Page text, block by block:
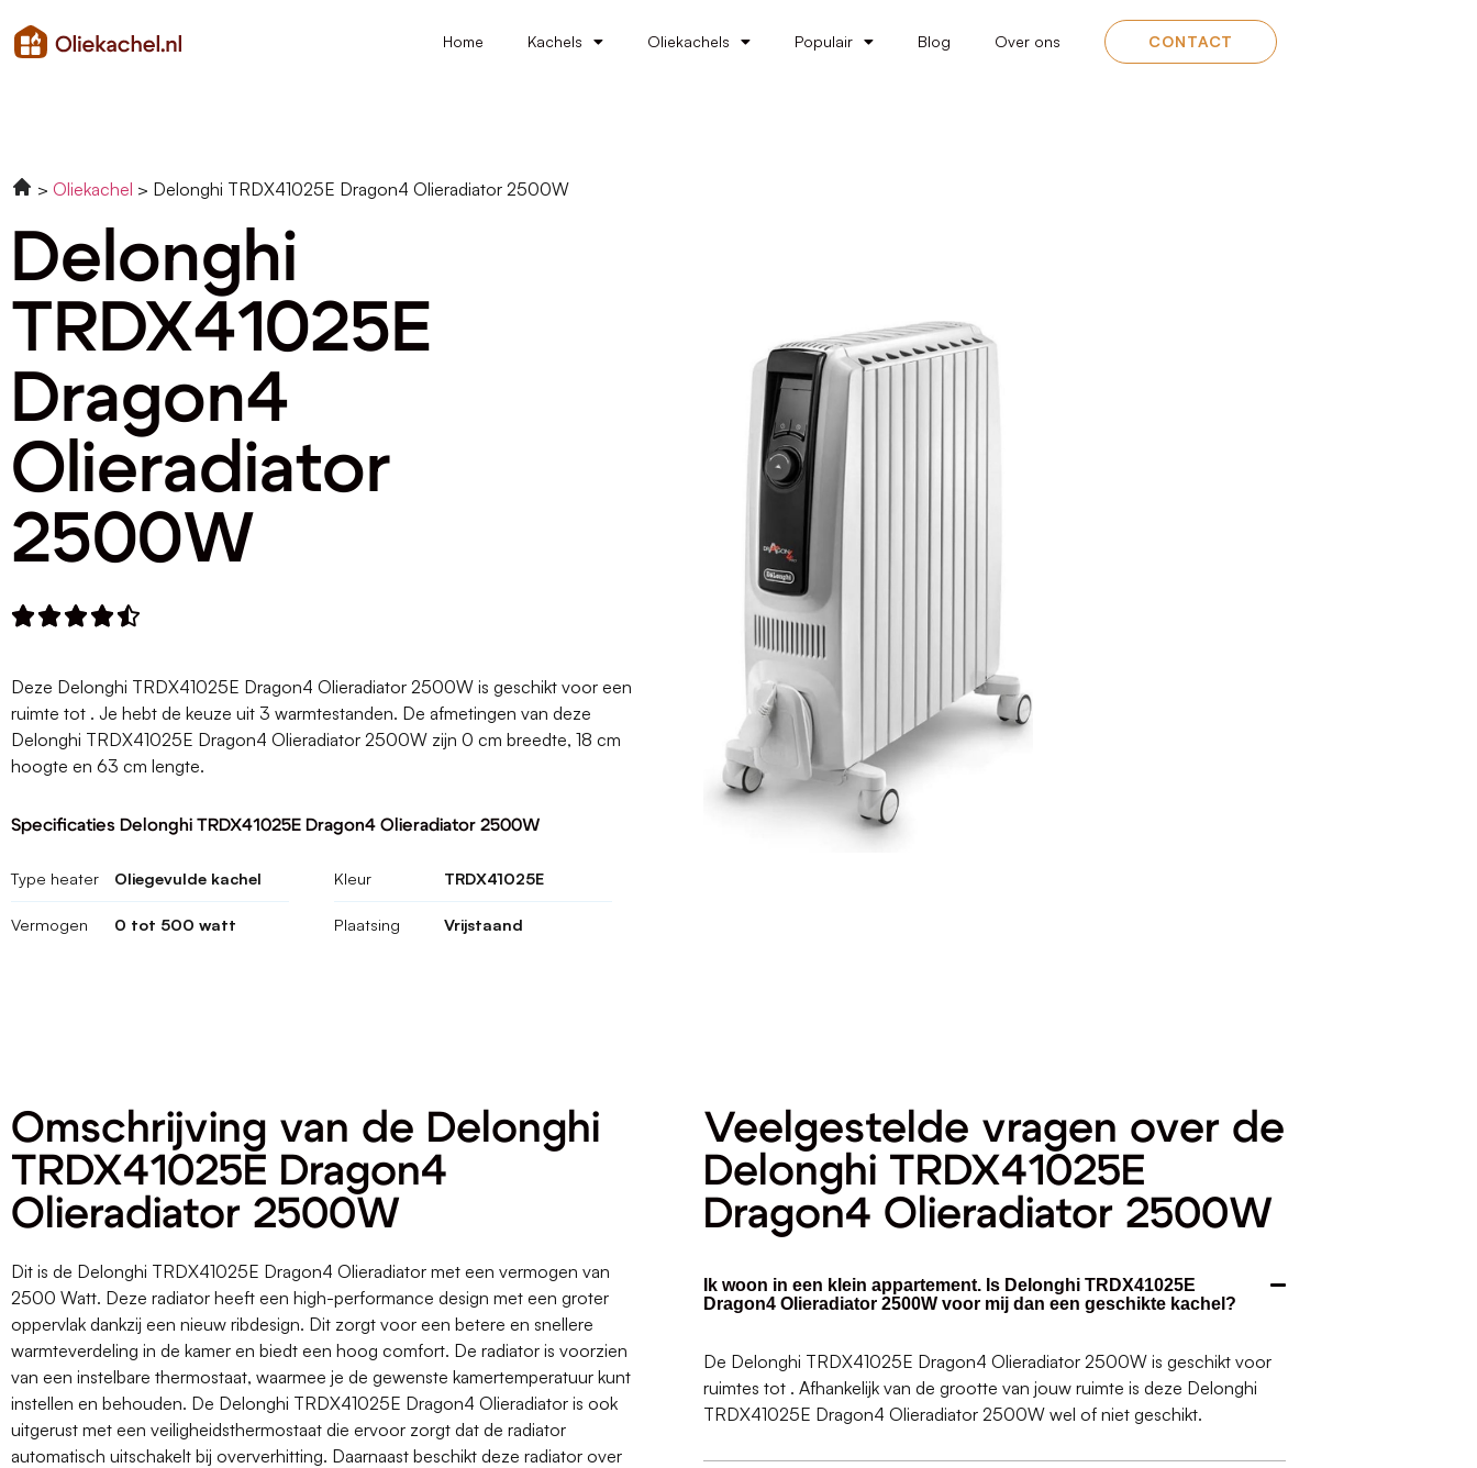
Home Kachels Oliekachels Populair Blog Over ons CONTACT
Oliekachel Delonghi TRDX41025E Dragon4 Olieradiator 2500W
Delonghi
TRDX41025E
Dragon4
Olieradiator
2500W

Deze Delonghi TRDX41025E Dragon4 Olieradiator 2500W is geschikt voor een
ruimte tot . Je hebt de keuze uit 3 warmtestanden. De afmetingen van deze
Delonghi TRDX41025E Dragon4 Olieradiator 2500W zijn 0 cm breedte, 18 cm
hoogte en 63 cm lengte.
Specificaties Delonghi TRDX41025E Dragon4 Olieradiator 2500W
Type heater Oliegevulde kachel
Vermogen 0 tot 500 watt
Kleur TRDX41025E
Plaatsing Vrijstaand
Omschrijving van de Delonghi
TRDX41025E Dragon4
Olieradiator 2500W
Dit is de Delonghi TRDX41025E Dragon4 Olieradiator met een vermogen van
2500 Watt. Deze radiator heeft een high-performance design met een groter
oppervlak dankzij een nieuw ribdesign. Dit zorgt voor een betere en snellere
warmteverdeling in de kamer en biedt een hoog comfort. De radiator is voorzien
van een instelbare thermostaat, waarmee je de gewenste kamertemperatuur kunt
instellen en behouden. De Delonghi TRDX41025E Dragon4 Olieradiator is ook
uitgerust met een veiligheidsthermostaat die ervoor zorgt dat de radiator
automatisch uitschakelt bij oververhitting. Daarnaast beschikt deze radiator over
Veelgestelde vragen over de
Delonghi TRDX41025E
Dragon4 Olieradiator 2500W
Ik woon in een klein appartement. Is Delonghi TRDX41025E
Dragon4 Olieradiator 2500W voor mij dan een geschikte kachel?
De Delonghi TRDX41025E Dragon4 Olieradiator 2500W is geschikt voor
ruimtes tot . Afhankelijk van de grootte van jouw ruimte is deze Delonghi
TRDX41025E Dragon4 Olieradiator 2500W wel of niet geschikt.